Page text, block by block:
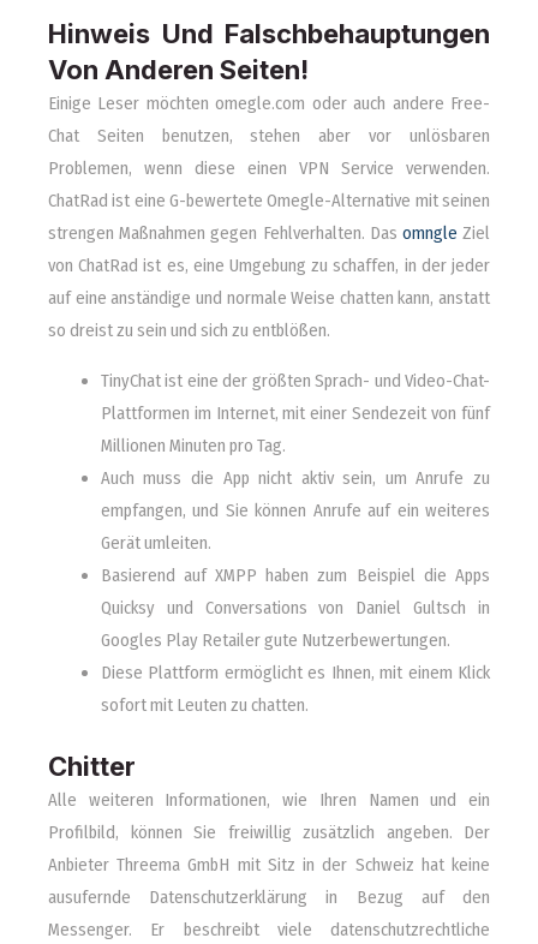
Hinweis Und Falschbehauptungen
Von Anderen Seiten!
Einige Leser möchten omegle.com oder auch andere Free-
Chat Seiten benutzen, stehen aber vor unlösbaren
Problemen, wenn diese einen VPN Service verwenden.
ChatRad ist eine G-bewertete Omegle-Alternative mit seinen
strengen Maßnahmen gegen Fehlverhalten. Das omngle Ziel
von ChatRad ist es, eine Umgebung zu schaffen, in der jeder
auf eine anständige und normale Weise chatten kann, anstatt
so dreist zu sein und sich zu entblößen.
TinyChat ist eine der größten Sprach- und Video-Chat-
Plattformen im Internet, mit einer Sendezeit von fünf
Millionen Minuten pro Tag.
Auch muss die App nicht aktiv sein, um Anrufe zu
empfangen, und Sie können Anrufe auf ein weiteres
Gerät umleiten.
Basierend auf XMPP haben zum Beispiel die Apps
Quicksy und Conversations von Daniel Gultsch in
Googles Play Retailer gute Nutzerbewertungen.
Diese Plattform ermöglicht es Ihnen, mit einem Klick
sofort mit Leuten zu chatten.
Chitter
Alle weiteren Informationen, wie Ihren Namen und ein
Profilbild, können Sie freiwillig zusätzlich angeben. Der
Anbieter Threema GmbH mit Sitz in der Schweiz hat keine
ausufernde Datenschutzerklärung in Bezug auf den
Messenger. Er beschreibt viele datenschutzrechtliche